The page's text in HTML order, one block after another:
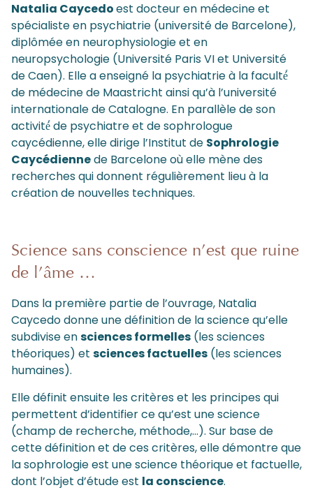
Natalia Caycedoest docteur en médecine et
spécialiste en psychiatrie (université de Barcelone),
diplômée en neurophysiologie et en
neuropsychologie (Université Paris VI et Université
de Caen). Elle a enseigné la psychiatrie à la faculté́
de médecine de Maastricht ainsi qu’à l’université
internationale de Catalogne. En parallèle de son
activité́ de psychiatre et de sophrologue
caycédienne, elle dirige l’Institut de Sophrologie
Caycédiennede Barcelone où elle mène des
recherches qui donnent régulièrement lieu à la
création de nouvelles techniques.
Science sans conscience n’est que ruine
de l’âme …
Dans la première partie de l’ouvrage, Natalia
Caycedo donne une définition de la science qu’elle
subdivise ensciences formelles (les sciences
théoriques) et sciences factuelles (les sciences
humaines).
Elle définit ensuite les critères et les principes qui
permettent d’identifier ce qu’est une science
(champ de recherche, méthode,…). Sur base de
cette définition et de ces critères, elle démontre que
la sophrologie est une science théorique et factuelle,
dont l’objet d’étude est la conscience.